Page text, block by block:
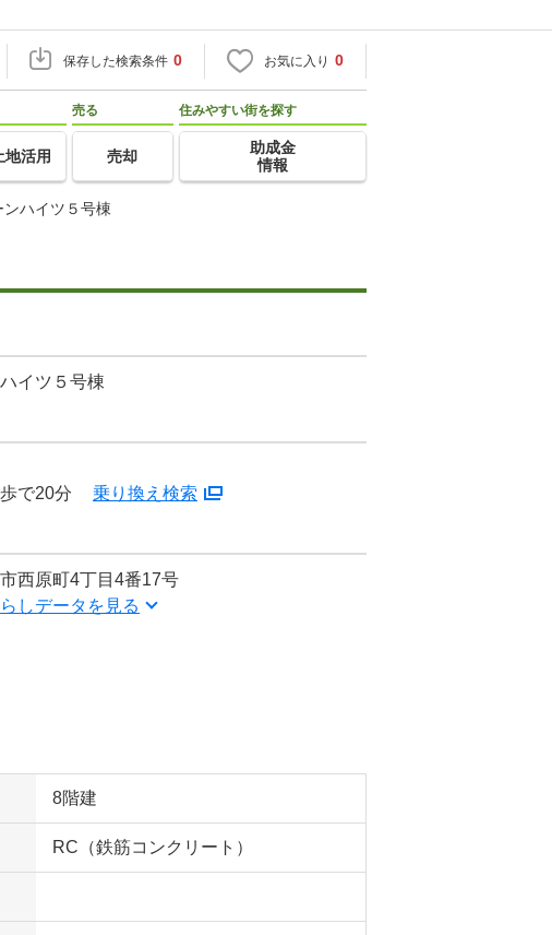
保存した検索条件 0 お気に入り 0
地活用
売る
売却
住みやすい街を探す
助成金
情報
ハイツ５号棟
イツ５号棟
で20分 乗り換え検索
西原町4丁目4番17号
しデータを見る
8階建
RC（鉄筋コンクリート）